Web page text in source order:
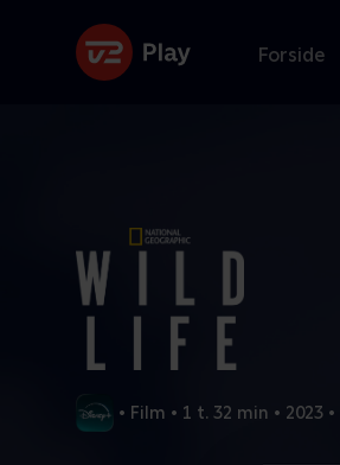
Forside
• Film • 1 t. 32 min • 2023 •